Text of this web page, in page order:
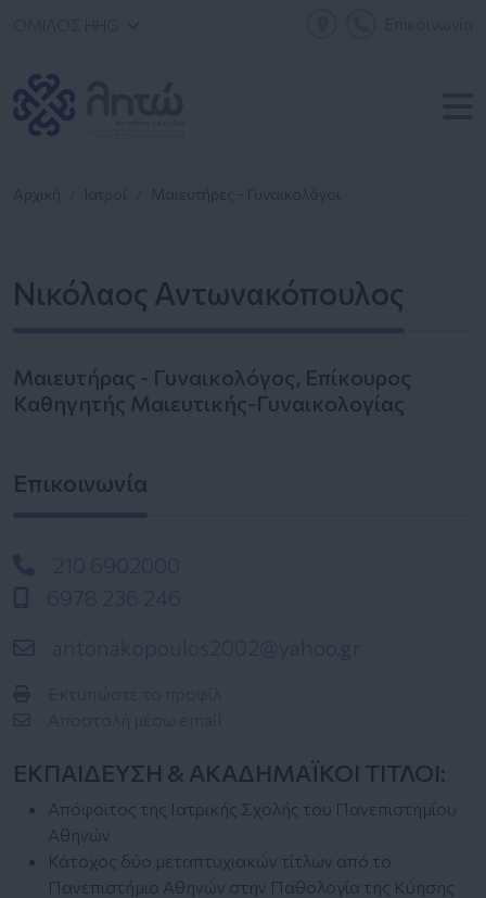
Αρχική Ιατροί Μαιευτήρες - Γυναικολόγοι
Νικόλαος Αντωνακόπουλος
Μαιευτήρας - Γυναικολόγος, Επίκουρος
Καθηγητής Μαιευτικής-Γυναικολογίας
Επικοινωνία
ΕΚΠΑΙΔΕΥΣΗ & ΑΚΑΔΗΜΑΪΚΟΙ ΤΙΤΛΟΙ:
Απόφοιτος της Ιατρικής Σχολής του Πανεπιστημίου
Αθηνών
Κάτοχος δύο μεταπτυχιακών τίτλων από το
Πανεπιστήμιο Αθηνών στην Παθολογία της Κύησης